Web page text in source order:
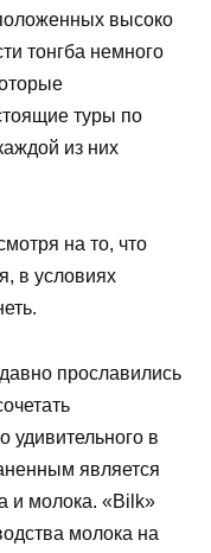
высоко
тонгба немного
туры по
из них
на то, что
в условиях
прославились
удивительного в
является
и молока. «Bilk»
молока на